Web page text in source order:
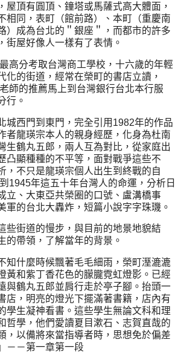
屋頂有圓頂、鐘塔或馬薩式高大體面，
相同，表町（館前路）、本町（重慶南
）成為台北的＂銀座＂，而都市的許多
街屋好像人一樣有了表情。
高分考取台灣商工學校，十六歲的年輕
化的街道，經常在榮町的書店立讀，
師的推薦馬上到台灣銀行台北本行服
行。
城西門到東門，完全引用1982年的作品
者龍瑛宗本人的親身經歷，化身為杜南
生鶴丸五郎，兩人互為對比，從家庭出
凸顯種種的不平等，面對戰爭這些不
，不只是龍瑛宗個人出生到終戰的自
1945年這五十年台灣人的命運，分析日
立、大東亞共榮圈的口號、盧溝橋事
軍的台北大轟炸，短篇小說字字珠璣。
些街道的慢步，與目前的地景地貌結
的帶領，了解當年的背景。
知什麼時候飄著毛毛細雨，榮町溼漉漉
黃和紫丁香花色的朦朧霓虹燈影。已經
與鶴丸五郎並肩行走於亭子腳。抬頭一
店，明亮的燈光下擺滿著書籍，店內有
學生凝神看書。這些學生無論文科和理
哲學，他們愛讀夏目漱石、志賀直哉的
，以備將來當指導者時，思想免於偏差
－－第一章第一段